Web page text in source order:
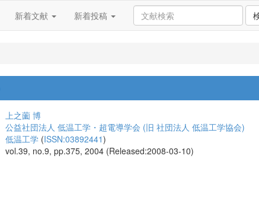
新着文献 新着投稿
上之薗 博
公益社団法人 低温工学・超電導学会 (旧 社団法人 低温工学協会)
低温工学 (ISSN:03892441)
vol.39, no.9, pp.375, 2004 (Released:2008-03-10)